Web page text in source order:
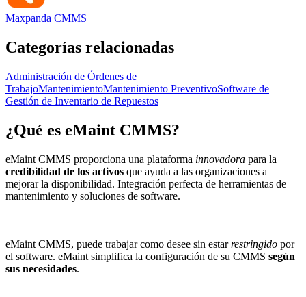
Maxpanda CMMS
Categorías relacionadas
Administración de Órdenes de
TrabajoMantenimientoMantenimiento PreventivoSoftware de
Gestión de Inventario de Repuestos
¿Qué es eMaint CMMS?
eMaint CMMS proporciona una plataforma innovadora para la
credibilidad de los activos que ayuda a las organizaciones a
mejorar la disponibilidad. Integración perfecta de herramientas de
mantenimiento y soluciones de software.
eMaint CMMS, puede trabajar como desee sin estarrestringido por
el software. eMaint simplifica la configuración de su CMMS según
sus necesidades.